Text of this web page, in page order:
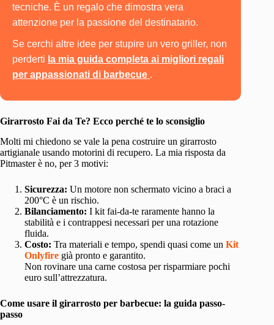
tecniche. È un regalo che dimostra vera
attenzione per la passione del destinatario.
Se cerchi altre idee per stupire un vero griller, non
perderti la mia guida completa ai migliori regali
per appassionati di barbecue .
Girarrosto Fai da Te? Ecco perché te lo sconsiglio
Molti mi chiedono se vale la pena costruire un girarrosto
artigianale usando motorini di recupero. La mia risposta da
Pitmaster è no, per 3 motivi:
Sicurezza: Un motore non schermato vicino a braci a
200°C è un rischio.
Bilanciamento: I kit fai-da-te raramente hanno la
stabilità e i contrappesi necessari per una rotazione
fluida.
Costo: Tra materiali e tempo, spendi quasi come un Kit
Onlyfire già pronto e garantito.
Non rovinare una carne costosa per risparmiare pochi
euro sull’attrezzatura.
Come usare il girarrosto per barbecue: la guida passo-
passo